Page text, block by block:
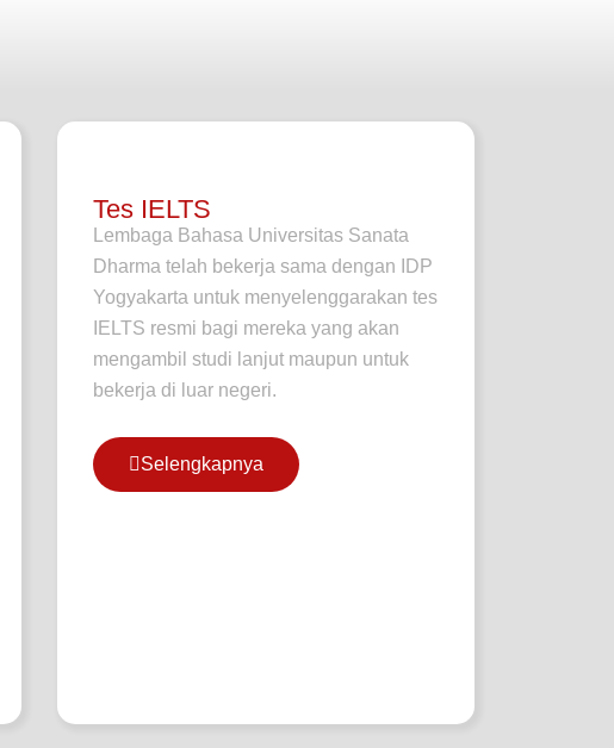
Tes IELTS
Lembaga Bahasa Universitas Sanata
Dharma telah bekerja sama dengan IDP
Yogyakarta untuk menyelenggarakan tes
IELTS resmi bagi mereka yang akan
mengambil studi lanjut maupun untuk
bekerja di luar negeri.
Selengkapnya